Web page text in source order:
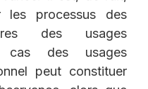
les processus des
des usages
cas des usages
peut constituer